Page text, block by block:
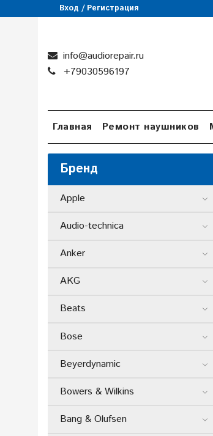
Вход / Регистрация
info@audiorepair.ru
+79030596197
Главная Ремонт наушников
Бренд
Apple
Audio-technica
Anker
AKG
Beats
Bose
Beyerdynamic
Bowers & Wilkins
Bang & Olufsen